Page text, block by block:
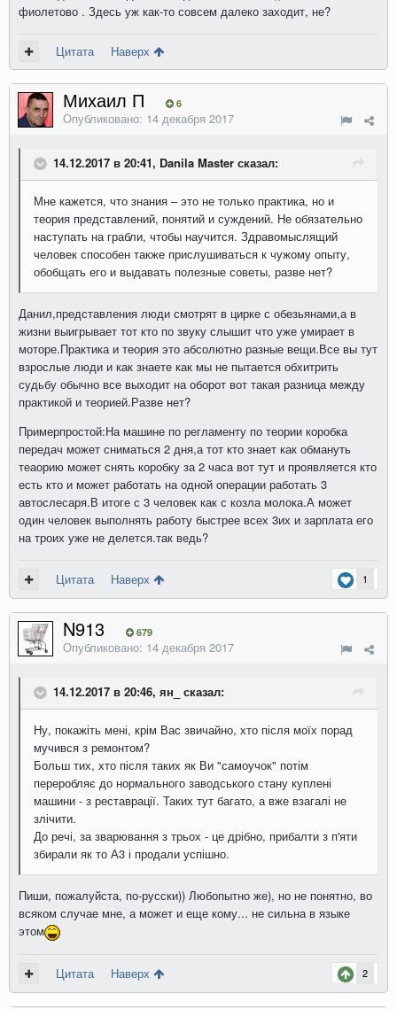
фиолетово . Здесь уж как-то совсем далеко заходит, не?
Цитата Наверх
Михаил П 6
Опубликовано: 14 декабря 2017
14.12.2017 в 20:41, Danila Master сказал:
Мне кажется, что знания – это не только практика, но и
теория представлений, понятий и суждений. Не обязательно
наступать на грабли, чтобы научится. Здравомыслящий
человек способен также прислушиваться к чужому опыту,
обобщать его и выдавать полезные советы, разве нет?
Данил,представления люди смотрят в цирке с обезьянами,а в
жизни выигрывает тот кто по звуку слышит что уже умирает в
моторе.Практика и теория это абсолютно разные вещи.Все вы тут
взрослые люди и как знаете как мы не пытается обхитрить
судьбу обычно все выходит на оборот вот такая разница между
практикой и теорией.Разве нет?
Примерпростой:На машине по регламенту по теории коробка
передач может сниматься 2 дня,а тот кто знает как обмануть
теаорию может снять коробку за 2 часа вот тут и проявляется кто
есть кто и может работать на одной операции работать 3
автослесаря.В итоге с 3 человек как с козла молока.А может
один человек выполнять работу быстрее всех 3их и зарплата его
на троих уже не делется.так ведь?
1
Цитата Наверх
N913 679
Опубликовано: 14 декабря 2017
14.12.2017 в 20:46, ян_ сказал:
Ну, покажіть мені, крім Вас звичайно, хто після моїх порад
мучився з ремонтом?
Больш тих, хто після таких як Ви "самоучок" потім
переробляє до нормального заводського стану куплені
машини - з реставрації. Таких тут багато, а вже взагалі не
злічити.
До речі, за зварювання з трьох - це дрібно, прибалти з п'яти
збирали як то А3 і продали успішно.
Пиши, пожалуйста, по-русски)) Любопытно же), но не понятно, во
всяком случае мне, а может и еще кому... не сильна в языке
этом
2
Цитата Наверх